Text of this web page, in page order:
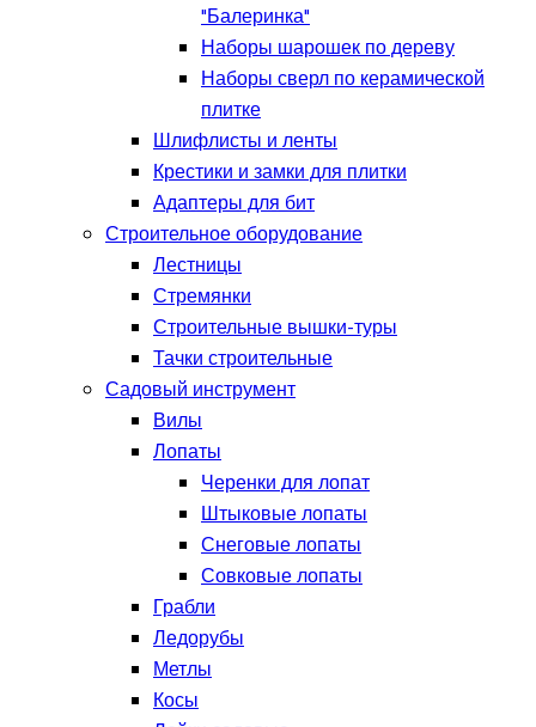
"Балеринка"
Наборы шарошек по дереву
Наборы сверл по керамической
плитке
Шлифлисты и ленты
Крестики и замки для плитки
Адаптеры для бит
Строительное оборудование
Лестницы
Стремянки
Строительные вышки-туры
Тачки строительные
Садовый инструмент
Вилы
Лопаты
Черенки для лопат
Штыковые лопаты
Снеговые лопаты
Совковые лопаты
Грабли
Ледорубы
Метлы
Косы